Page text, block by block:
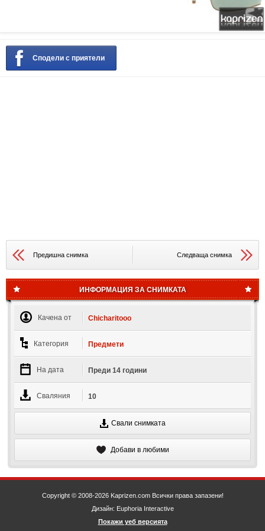
Сподели с приятели
Предишна снимка Следваща снимка
ИНФОРМАЦИЯ ЗА СНИМКАТА
Качена от Chicharitooo
Категория Предмети
На дата Преди 14 години
Сваляния 10
Свали снимката
Добави в любими
Copyright © 2008-2026 Kaprizen.com Всички права запазени!
Дизайн: Euphoria Interactive
Покажи уеб версията